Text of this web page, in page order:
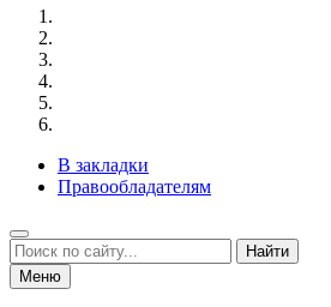
В закладки
Правообладателям
Найти
Меню